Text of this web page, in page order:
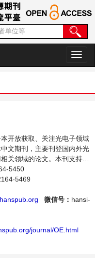
切
换
本开放获取、关注光电子领域
文期刊，主要刊登国内外光
关领域的论文。本刊支持思
，倡导科学，繁荣学术，集
一体，旨在给世界范围内的
内不同方向问题与发展的交
5450
5469
微信号： hansi-
journal/OE.html